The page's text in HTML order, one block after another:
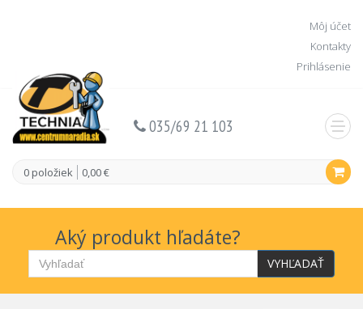
Môj účet
Kontakty
Prihlásenie
0 položiek 0,00 €
035/69 21 103
Aký produkt hľadáte?
VYHĽADAŤ